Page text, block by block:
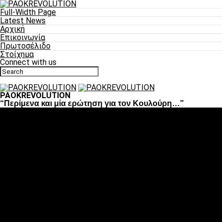
Full-Width Page
Latest News
Αρχική
Επικοινωνία
Πρωτοσέλιδο
Στοίχημα
Connect with us
PAOKREVOLUTION
“Περίμενα και μία ερώτηση για τον Κουλούρη…”